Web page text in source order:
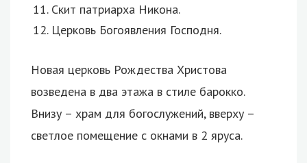
Скит патриарха Никона.
Церковь Богоявления Господня.
Новая церковь Рождества Христова
возведена в два этажа в стиле барокко.
Внизу – храм для богослужений, вверху –
светлое помещение с окнами в 2 яруса.